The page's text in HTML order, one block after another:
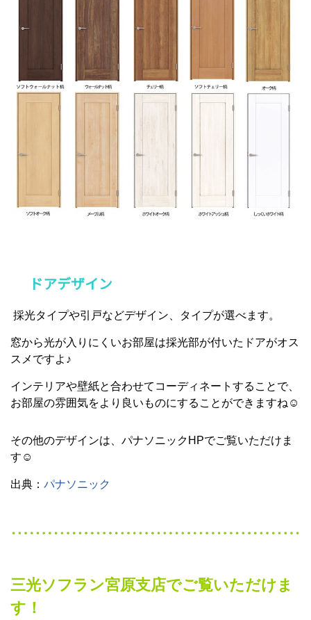
ドアデザイン
採光タイプや引戸などデザイン、タイプが選べます。
窓から光が入りにくいお部屋は採光部が付いたドアがオス
スメですよ♪
インテリアや壁紙と合わせてコーディネートすることで、
お部屋の雰囲気をより良いものにすることができますね☺
その他のデザインは、パナソニックHPでご覧いただけま
す☺
出典： パナソニック
三光ソフラン宮原支店でご覧いただけま
す！